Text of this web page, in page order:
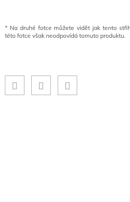
* Na druhé fotce můžete vidět jak tento
této fotce však neodpovídá tomuto produktu.